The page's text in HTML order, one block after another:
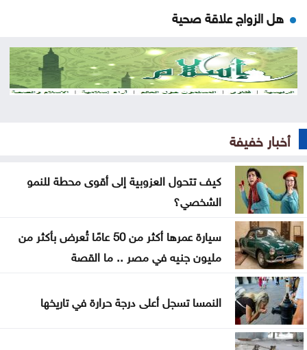
هل الزواج علاقة صحية
من كريم خان إلى بيدرو سانشيز… كلفة الوقوف مع
فلسطين
دراسة حديثة: التحدث بأكثر من لغة يبطئ الشيخوخة
البيولوجية للدماغ
لا تغيير على موعد العودة للمدارس
تركيا والسعودية وباكستان تعتزم توقيع اتفاقية دفاع
مشترك
أميركية وإسرائيلية مضيق هرمز
ترامب يوقع أمرا تنفيذيا يهدف لتقييد حق اكتساب
أخبار خفيفة
كيف تتحول العزوبية إلى أقوى محطة للنمو
الشخصي؟
سيارة عمرها أكثر من 50 عامًا تُعرض بأكثر من
مليون جنيه في مصر .. ما القصة
النمسا تسجل أعلى درجة حرارة في تاريخها